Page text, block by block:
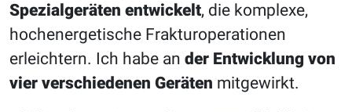
Spezialgeräten entwickelt, die komplexe,
hochenergetische Frakturoperationen
erleichtern. Ich habe an der Entwicklung von
vier verschiedenen Geräten mitgewirkt.